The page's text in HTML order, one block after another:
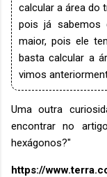
calcular a área do
pois já sabemos
maior, pois ele
basta calcular a
vimos
Uma outra
encontrar no
hexágonos?"
https://